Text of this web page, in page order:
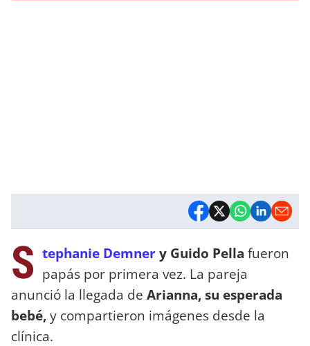
S tephanie Demnery Guido Pella fueron
papás por primera vez. La pareja
anunció la llegada de Arianna, su esperada
bebé,y compartieron imágenes desde la
clínica.